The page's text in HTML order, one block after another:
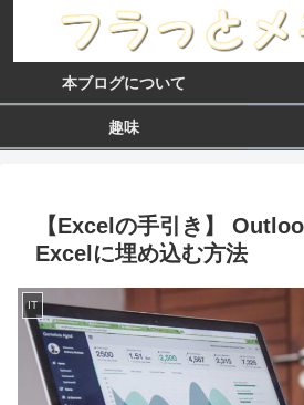
本ブログについて
趣味
【Excelの手引き】
Excelに埋め込む方法
IT